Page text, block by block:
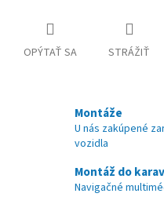
OPÝTAŤ SA STRÁŽIŤ
Montáže
U nás zakúpené
vozidla
Montáž do
Navigačné